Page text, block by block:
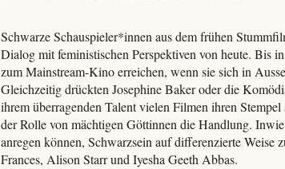
Schwarze Schauspieler*innen aus dem frühen
Dialog mit feministischen Perspektiven von heute. Bis
zum Mainstream-Kino erreichen, wenn sie sich in
Gleichzeitig drückten Josephine Baker oder die
ihrem überragenden Talent vielen Filmen ihren
der Rolle von mächtigen Göttinnen die Handlung.
anregen können, Schwarzsein auf differenzierte
Frances, Alison Starr und Iyesha Geeth Abbas.